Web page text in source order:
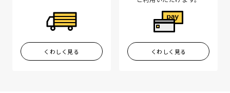
くわしく見る くわしく見る